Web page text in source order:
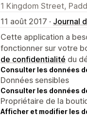
1 Kingdom Street,
11 août 2017 · Journal
Cette application a
fonctionner sur votre
de confidentialité du
Consulter les données
Données sensibles
Consulter les données
Propriétaire de la
Afficher et modifier les